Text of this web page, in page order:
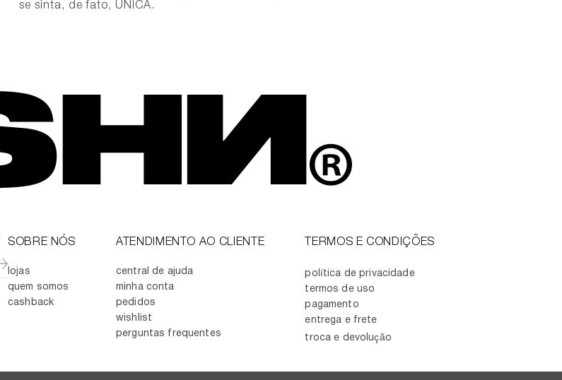
se sinta, de fato, ÚNICA.
SOBRE NÓS
lojas
quem somos
cashback
ATENDIMENTO AO CLIENTE
central de ajuda
minha conta
pedidos
wishlist
perguntas frequentes
TERMOS E CONDIÇÕES
política de privacidade
termos de uso
pagamento
entrega e frete
troca e devolução